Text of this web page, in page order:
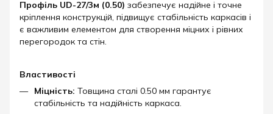
Профіль UD-27/3м (0.50) забезпечує надійне і точне
кріплення конструкцій, підвищує стабільність каркасів і
є важливим елементом для створення міцних і рівних
перегородок та стін.
Властивості
Міцність: Товщина сталі 0.50 мм гарантує
стабільність та надійність каркаса.